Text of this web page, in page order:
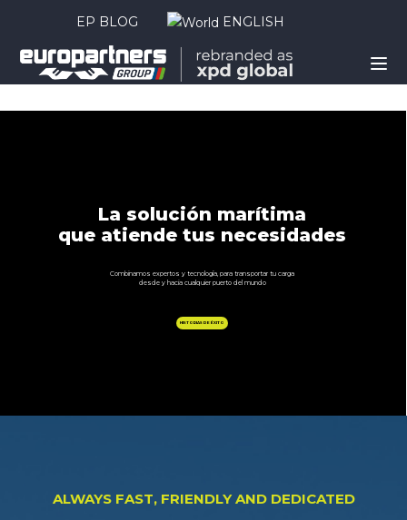
EP BLOG ENGLISH
ALWAYS FAST, FRIENDLY AND DEDICATED